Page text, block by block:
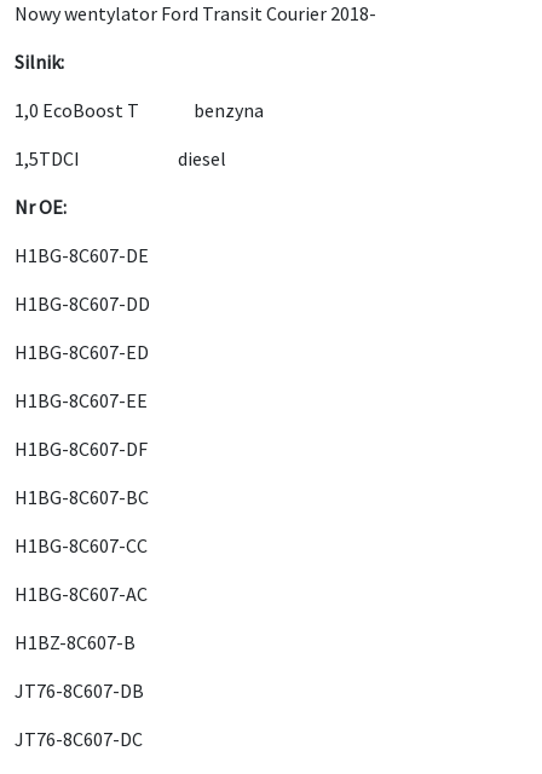
Nowy wentylator Ford Transit Courier 2018-
Silnik:
1,0 EcoBoost T benzyna
1,5TDCI diesel
Nr OE:
H1BG-8C607-DE
H1BG-8C607-DD
H1BG-8C607-ED
H1BG-8C607-EE
H1BG-8C607-DF
H1BG-8C607-BC
H1BG-8C607-CC
H1BG-8C607-AC
H1BZ-8C607-B
JT76-8C607-DB
JT76-8C607-DC